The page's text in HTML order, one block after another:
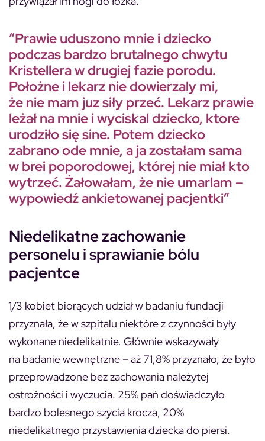
“Prawie uduszono mnie i dziecko
podczas bardzo brutalnego chwytu
Kristellera w drugiej fazie porodu.
Położne i lekarz nie dowierzaly mi,
że nie mam juz siły przeć. Lekarz prawie
leżał na mnie i wyciskal dziecko, ktore
urodziło się sine. Potem dziecko
zabrano ode mnie, a ja zostałam sama
w brei poporodowej, której nie miał kto
wytrzeć. Żałowałam, że nie umarlam –
wypowiedź ankietowanej pacjentki”
Niedelikatne zachowanie
personelu i sprawianie bólu
pacjentce
1/3 kobiet biorących udział w badaniu fundacji
przyznała, że w szpitalu niektóre z czynności były
wykonane niedelikatnie. Głównie wskazywały
na badanie wewnętrzne – aż 71,8% przyznało, że było
przeprowadzone bez zachowania należytej
ostrożności i wyczucia. 25% pań doświadczyło
bardzo bolesnego szycia krocza, 20%
niedelikatnego przystawienia dziecka do piersi.